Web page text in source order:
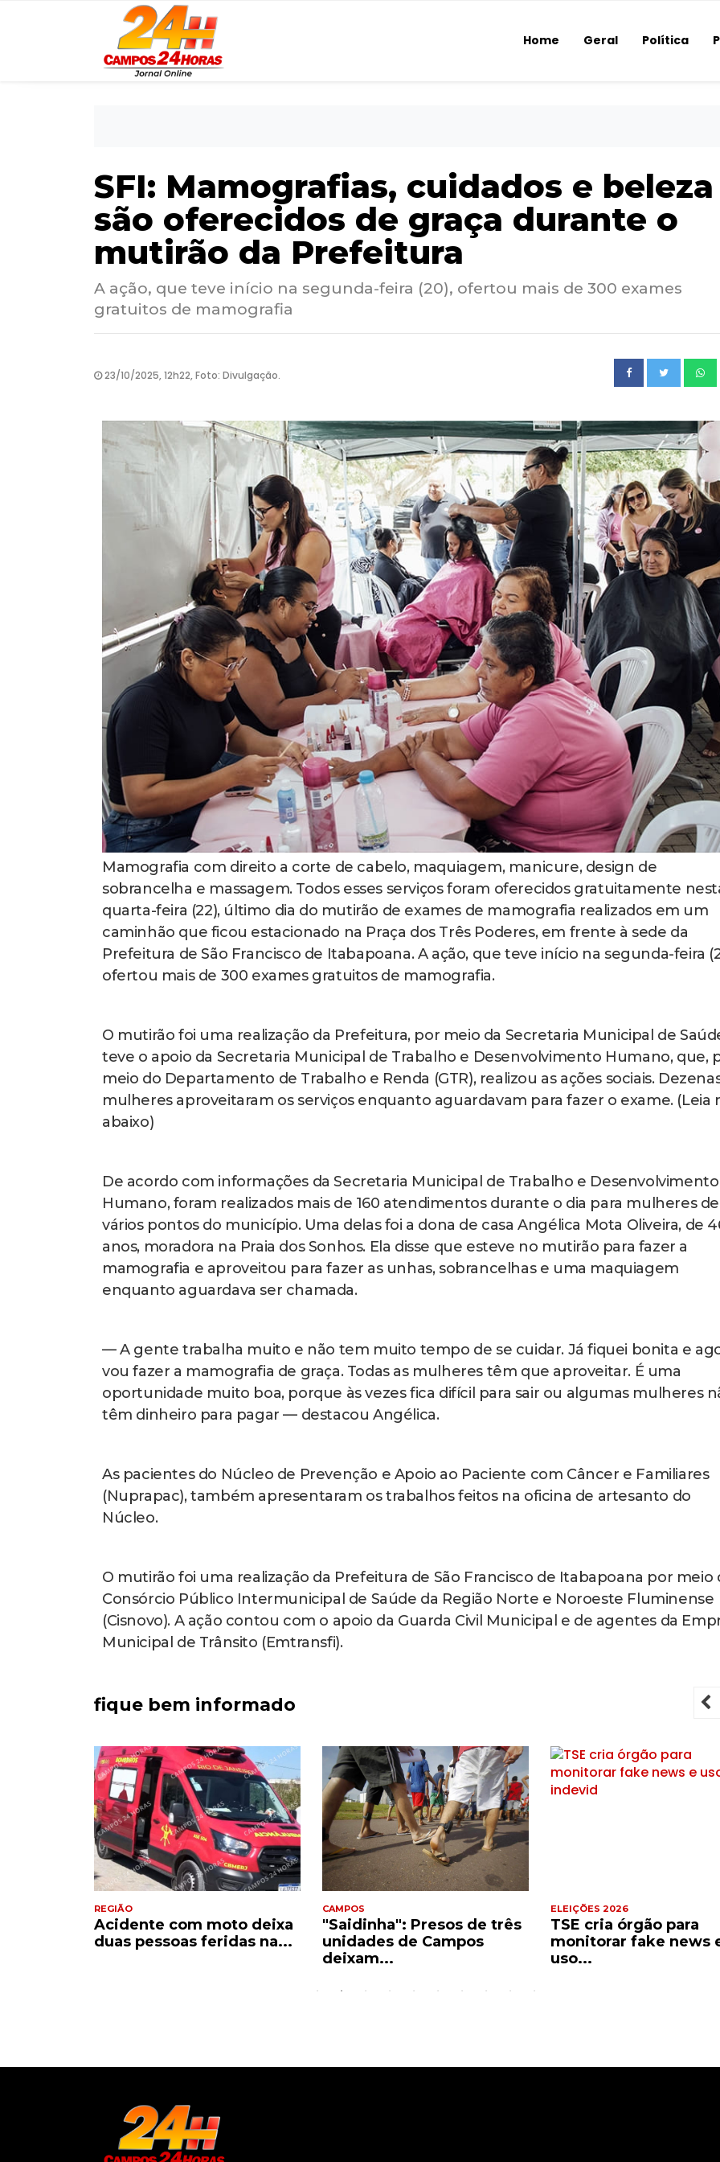
Home Geral Política
SFI: Mamografias, cuidados e beleza
são oferecidos de graça durante o
mutirão da Prefeitura
A ação, que teve início na segunda-feira (20), ofertou mais de 300 exames
gratuitos de mamografia
23/10/2025, 12h22, Foto: Divulgação.
Mamografia com direito a corte de cabelo, maquiagem, manicure, design de
sobrancelha e massagem. Todos esses serviços foram oferecidos gratuitamente
quarta-feira (22), último dia do mutirão de exames de mamografia realizados em um
caminhão que ficou estacionado na Praça dos Três Poderes, em frente à sede da
Prefeitura de São Francisco de Itabapoana. A ação, que teve início na segunda-feira
ofertou mais de 300 exames gratuitos de mamografia.
O mutirão foi uma realização da Prefeitura, por meio da Secretaria Municipal de
teve o apoio da Secretaria Municipal de Trabalho e Desenvolvimento Humano, que,
meio do Departamento de Trabalho e Renda (GTR), realizou as ações sociais.
mulheres aproveitaram os serviços enquanto aguardavam para fazer o exame. (Leia
abaixo)
De acordo com informações da Secretaria Municipal de Trabalho e Desenvolvimento
Humano, foram realizados mais de 160 atendimentos durante o dia para mulheres de
vários pontos do município. Uma delas foi a dona de casa Angélica Mota Oliveira, de
anos, moradora na Praia dos Sonhos. Ela disse que esteve no mutirão para fazer a
mamografia e aproveitou para fazer as unhas, sobrancelhas e uma maquiagem
enquanto aguardava ser chamada.
— A gente trabalha muito e não tem muito tempo de se cuidar. Já fiquei bonita e
vou fazer a mamografia de graça. Todas as mulheres têm que aproveitar. É uma
oportunidade muito boa, porque às vezes fica difícil para sair ou algumas mulheres
têm dinheiro para pagar — destacou Angélica.
As pacientes do Núcleo de Prevenção e Apoio ao Paciente com Câncer e Familiares
(Nuprapac), também apresentaram os trabalhos feitos na oficina de artesanto do
Núcleo.
O mutirão foi uma realização da Prefeitura de São Francisco de Itabapoana por meio
Consórcio Público Intermunicipal de Saúde da Região Norte e Noroeste Fluminense
(Cisnovo). A ação contou com o apoio da Guarda Civil Municipal e de agentes da
Municipal de Trânsito (Emtransfi).
fique bem informado
REGIÃO
Acidente com moto deixa
duas pessoas feridas na...
CAMPOS
"Saidinha": Presos de três
unidades de Campos
deixam...
ELEIÇÕES 2026
TSE cria órgão para
monitorar fake news
uso...